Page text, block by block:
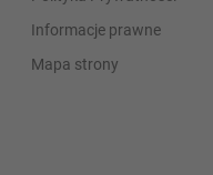
Informacje prawne
Mapa strony